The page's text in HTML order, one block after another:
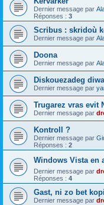
Dernier message par
Réponses : 3
Scribus : skridoù
Dernier message par
Doona
Dernier message par
Diskouezadeg
Dernier message par
Trugarez vras evit
Dernier message par
Kontroll ?
Dernier message par
Réponses : 2
Windows Vista en
Dernier message par
Réponses : 4
Gast, ni zo bet
Dernier message par